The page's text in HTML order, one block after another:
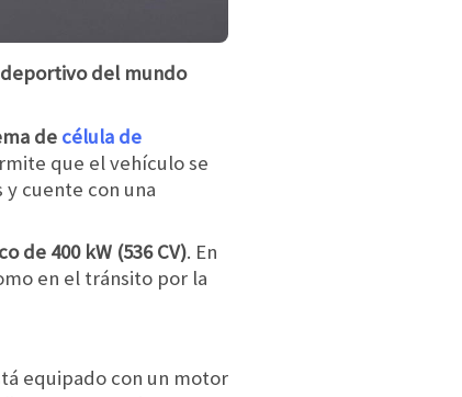
del mundo
de célula de
que el vehículo se
cuente con una
de 400 kW (536 CV). En
en el tránsito por la
equipado con un motor